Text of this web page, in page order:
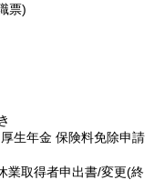
票)
生年金 保険料免除申請
取得者申出書/変更(終